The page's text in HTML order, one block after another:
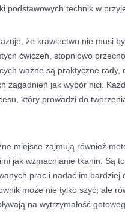
podstawowych technik w
że krawiectwo nie musi
ćwiczeń, stopniowo
ważne są praktyczne
zagadnień jak wybór nici.
który prowadzi do
miejsce zajmują również
jak wzmacnianie tkanin. Są
prac i nadać im
może nie tylko szyć, ale
na wytrzymałość